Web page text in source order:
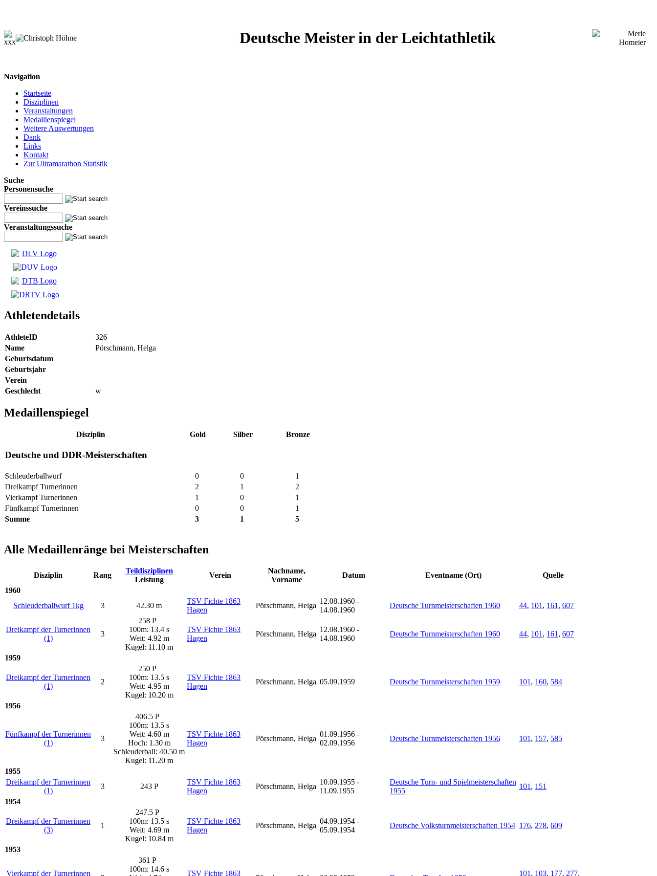
Deutsche Meister in der Leichtathletik
Navigation
Startseite
Disziplinen
Veranstaltungen
Medaillenspiegel
Weitere Auswertungen
Dank
Links
Kontakt
Zur Ultramarathon Statistik
Suche
Personensuche
Vereinssuche
Veranstaltungssuche
Athletendetails
AthleteID
326
Name
Pörschmann, Helga
Geburtsdatum
Geburtsjahr
Verein
Geschlecht
w
Medaillenspiegel
Disziplin Gold Silber Bronze
Deutsche und DDR-Meisterschaften
Schleuderballwurf 0 0
1
Dreikampf Turnerinnen
2 1
2
Vierkampf Turnerinnen
1 0
1
Fünfkampf Turnerinnen
0 0
1
Summe
3 1 5
Alle Medaillenränge bei Meisterschaften
Disziplin Rang
Teildisziplinen
Leistung
Verein
Nachname,
Vorname
Datum Eventname (Ort)
Quelle
1960
Schleuderballwurf 1kg
3 42.30 m
TSV Fichte 1863
Hagen
Pörschmann, Helga
12.08.1960 -
14.08.1960
Deutsche Turnmeisterschaften 1960 44, 101, 161, 607
Dreikampf der Turnerinnen
(1)
3
258 P
100m: 13.4 s
Weit: 4.92 m
Kugel: 11.10 m
TSV Fichte 1863
Hagen
Pörschmann, Helga
12.08.1960 -
14.08.1960
Deutsche Turnmeisterschaften 1960 44, 101, 161, 607
1959
Dreikampf der Turnerinnen
(1)
2
250 P
100m: 13.5 s
Weit: 4.95 m
Kugel: 10.20 m
TSV Fichte 1863
Hagen
Pörschmann, Helga 05.09.1959 Deutsche Turnmeisterschaften 1959 101, 160, 584
1956
Fünfkampf der Turnerinnen
(1)
3
406.5 P
100m: 13.5 s
Weit: 4.60 m
Hoch: 1.30 m
Schleuderball: 40.50 m
Kugel: 11.20 m
TSV Fichte 1863
Hagen
Pörschmann, Helga
01.09.1956 -
02.09.1956
Deutsche Turnmeisterschaften 1956 101, 157, 585
1955
Dreikampf der Turnerinnen
(1)
3 243 P
TSV Fichte 1863
Hagen
Pörschmann, Helga
10.09.1955 -
11.09.1955
Deutsche Turn- und Spielmeisterschaften
1955
101, 151
1954
Dreikampf der Turnerinnen
(3)
1
247.5 P
100m: 13.5 s
Weit: 4.69 m
Kugel: 10.84 m
TSV Fichte 1863
Hagen
Pörschmann, Helga
04.09.1954 -
05.09.1954
Deutsche Volksturnmeisterschaften 1954 176, 278, 609
1953
Vierkampf der Turnerinnen
361 P
100m: 14.6 s
TSV Fichte 1863 101, 103, 177, 277,